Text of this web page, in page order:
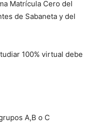
Matrícula Cero del
de Sabaneta y del
100% virtual debe
A,B o C